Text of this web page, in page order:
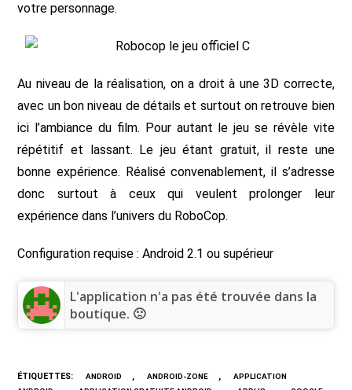
votre personnage.
Au niveau de la réalisation, on a droit à une 3D correcte,
avec un bon niveau de détails et surtout on retrouve bien
ici l’ambiance du film. Pour autant le jeu se révèle vite
répétitif et lassant. Le jeu étant gratuit, il reste une
bonne expérience. Réalisé convenablement, il s’adresse
donc surtout à ceux qui veulent prolonger leur
expérience dans l’univers du RoboCop.
Configuration requise : Android 2.1 ou supérieur
L'application n'a pas été trouvée dans la
boutique. 🙁
ÉTIQUETTES: ANDROID , ANDROID-ZONE ,
APPLICATION